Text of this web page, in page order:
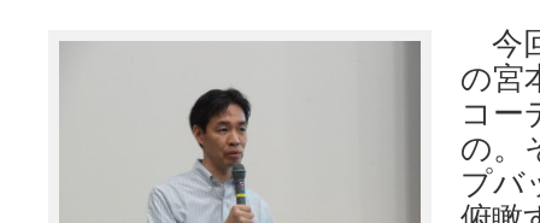
今
の宮
コー
の。
プバ